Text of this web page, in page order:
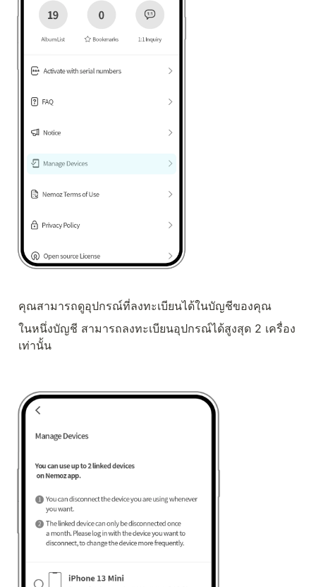
คุณสามารถดูอุปกรณ์ที่ลงทะเบียนได้ในบัญชีของคุณ
ในหนึ่งบัญชี สามารถลงทะเบียนอุปกรณ์ได้สูงสุด 2 เครื่อง
เท่านั้น